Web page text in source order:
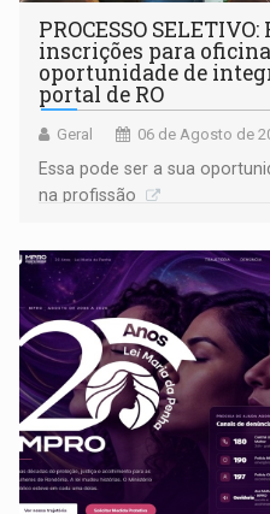
PROCESSO
inscrições para
oportunidade de
portal de RO
Geral 06 de Agosto de
Essa pode ser a sua
na profissão